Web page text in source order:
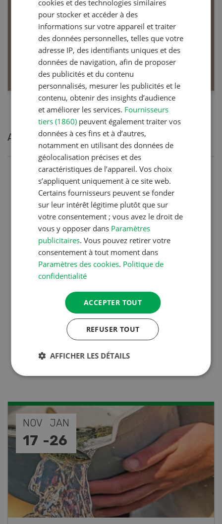
changement climatique
Perspectives pour la production végétale
production animale en Suisse. Pistes pour
protéger contre la chaleur, la sécheresse
contre les phénomènes météorologiques
EN SAVOIR PLUS
Articles les plus lues
Production animale
Noms de vaches en Suisse :
liste de A à Z
Production animale
L’aide du vétérinaire: «Que
faire en cas de diarrhée
chez les chèvres ? »
Production végétale
Couverts végétaux:
objectifs clairs, bénéfices
-31
cookies et des technologies similaires
pour stocker et accéder à des
informations sur votre appareil et traiter
des données personnelles, telles que votre
adresse IP, des identifiants uniques et des
données de navigation, afin de proposer
des publicités et du contenu
personnalisés, mesurer les publicités et le
contenu, obtenir des insights d’audience
et améliorer les services. Fournisseurs
tiers (1860) peuvent également traiter vos
données à ces fins et à d’autres,
notamment en utilisant des données de
géolocalisation précises et des
caractéristiques de l’appareil. Vos choix
s’appliquent uniquement à ce site web.
Certains fournisseurs peuvent se fonder
sur leur intérêt légitime plutôt que sur
votre consentement ; vous avez le droit de
vous y opposer dans Paramètres
publicitaires. Vous pouvez retirer votre
consentement à tout moment dans
Paramètres des cookies. Politique de
confidentialité
ACCEPTER TOUT
REFUSER TOUT
AFFICHER LES DÉTAILS